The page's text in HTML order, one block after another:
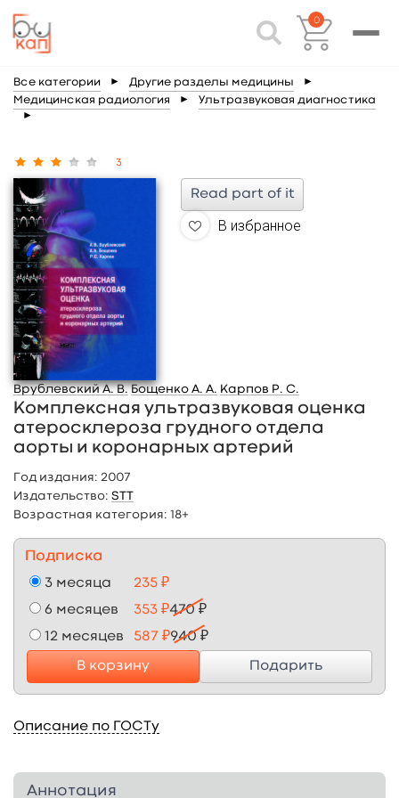
0
Все категории ► Другие разделы медицины ►
Медицинская радиология ► Ультразвуковая диагностика
►
3
Read part of it
В избранное
Врублевский А. В. Бощенко А. А. Карпов Р. С.
Комплексная ультразвуковая оценка
атеросклероза грудного отдела
аорты и коронарных артерий
Год издания: 2007
Издательство: STT
Возрастная категория: 18+
Подписка
3 месяца 235 ₽
6 месяцев 353 ₽470 ₽
12 месяцев 587 ₽940 ₽
В корзину Подарить
Описание по ГОСТу
Аннотация